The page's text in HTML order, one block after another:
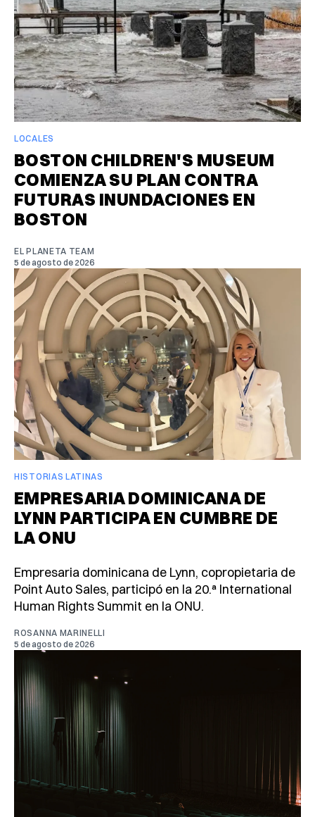
LOCALES
BOSTON CHILDREN'S MUSEUM
COMIENZA SU PLAN CONTRA
FUTURAS INUNDACIONES EN
BOSTON
EL PLANETA TEAM
5 de agosto de 2026
HISTORIAS LATINAS
EMPRESARIA DOMINICANA DE
LYNN PARTICIPA EN CUMBRE DE
LA ONU
Empresaria dominicana de Lynn, copropietaria de
Point Auto Sales, participó en la 20.ª International
Human Rights Summit en la ONU.
ROSANNA MARINELLI
5 de agosto de 2026